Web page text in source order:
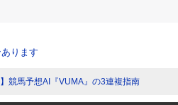
ります
】競馬予想AI『VUMA』の3連複指南